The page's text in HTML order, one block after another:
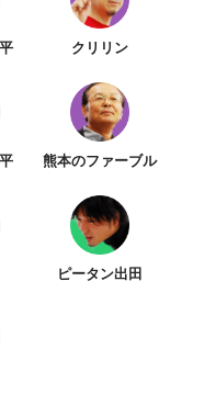
クリリン
熊本のファーブル
ピータン出田